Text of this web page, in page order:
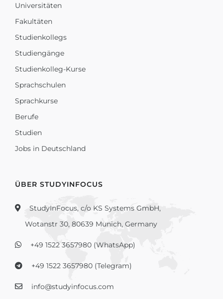
Universitäten
Fakultäten
Studienkollegs
Studiengänge
Studienkolleg-Kurse
Sprachschulen
Sprachkurse
Berufe
Studien
Jobs in Deutschland
ÜBER STUDYINFOCUS
StudyInFocus, c/o KS Systems GmbH,
Wotanstr 30, 80639 Munich, Germany
+49 1522 3657980 (WhatsApp)
+49 1522 3657980 (Telegram)
info@studyinfocus.com